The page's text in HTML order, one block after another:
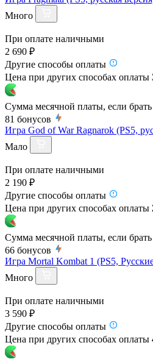
Много
При оплате наличными
2 690 ₽
Другие способы оплаты
Цена при других способах оплаты
Сумма месячной платы, если
81 бонусов
Игра God of War Ragnarok (PS5,
Мало
При оплате наличными
2 190 ₽
Другие способы оплаты
Цена при других способах оплаты
Сумма месячной платы, если
66 бонусов
Игра Mortal Kombat 1 (PS5,
Много
При оплате наличными
3 590 ₽
Другие способы оплаты
Цена при других способах оплаты